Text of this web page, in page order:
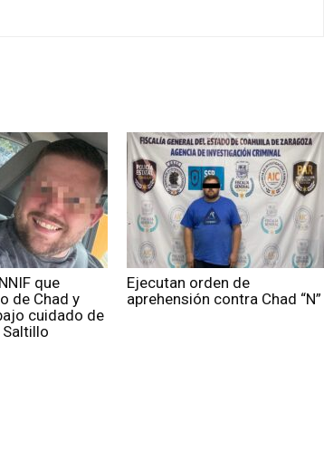
que
de Chad y
cuidado de
Ejecutan orden de
aprehensión contra Chad “N”